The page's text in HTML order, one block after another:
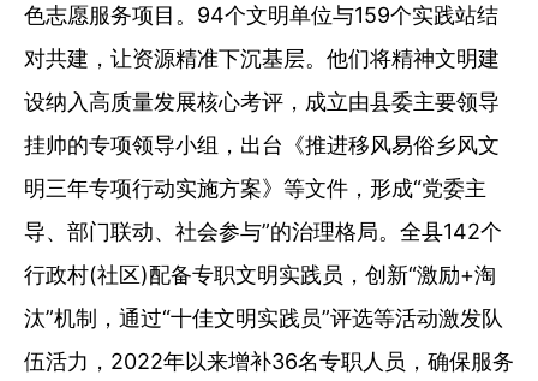
色志愿服务项目。94个文明单位与159个实践站结
对共建，让资源精准下沉基层。他们将精神文明建
设纳入高质量发展核心考评，成立由县委主要领导
挂帅的专项领导小组，出台《推进移风易俗乡风文
明三年专项行动实施方案》等文件，形成“党委主
导、部门联动、社会参与”的治理格局。全县142个
行政村(社区)配备专职文明实践员，创新“激励+淘
汰”机制，通过“十佳文明实践员”评选等活动激发队
伍活力，2022年以来增补36名专职人员，确保服务